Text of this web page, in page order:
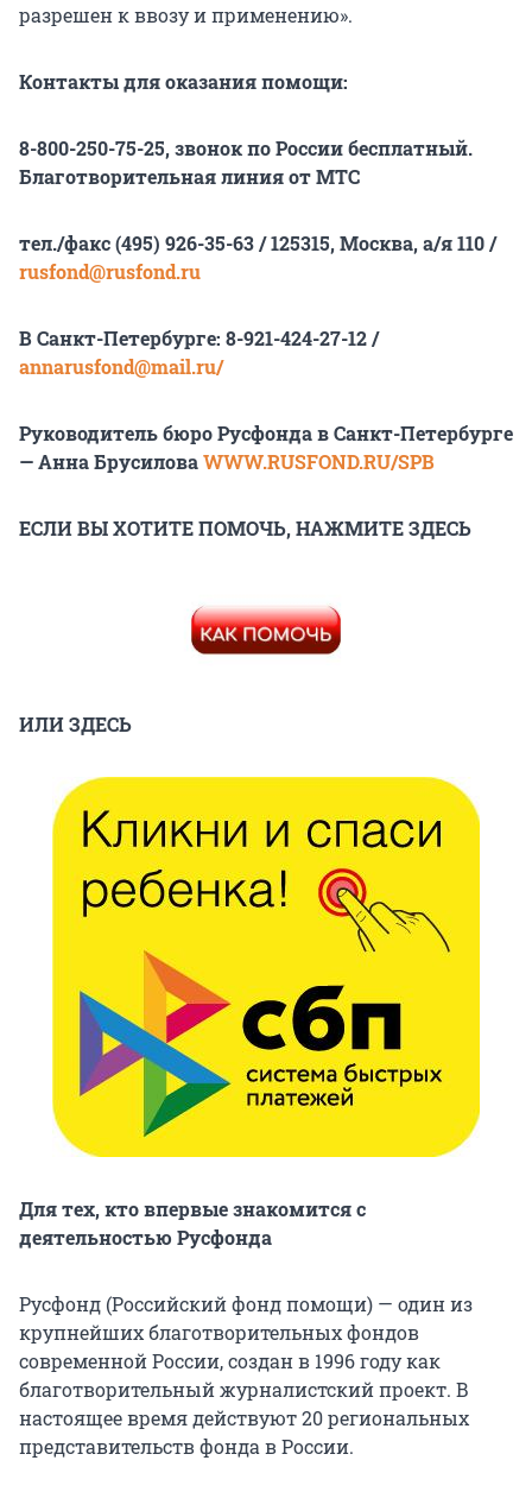
разрешен к ввозу и применению».
Контакты для оказания помощи:
8-800-250-75-25, звонок по России бесплатный.
Благотворительная линия от МТС
тел./факс (495) 926-35-63 / 125315, Москва, а/я 110 /
rusfond@rusfond.ru
В Санкт-Петербурге: 8-921-424-27-12 /
annarusfond@mail.ru/
Руководитель бюро Русфонда в Санкт-Петербурге
— Анна БрусиловаWWW.RUSFOND.RU/SPB
ЕСЛИ ВЫ ХОТИТЕ ПОМОЧЬ, НАЖМИТЕ ЗДЕСЬ
ИЛИ ЗДЕСЬ
Для тех, кто впервые знакомится с
деятельностью Русфонда
Русфонд (Российский фонд помощи) — один из
крупнейших благотворительных фондов
современной России, создан в 1996 году как
благотворительный журналистский проект. В
настоящее время действуют 20 региональных
представительств фонда в России.